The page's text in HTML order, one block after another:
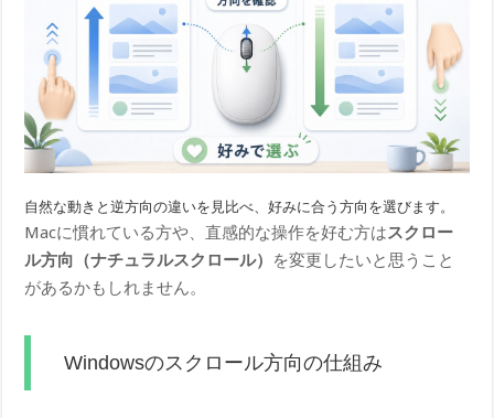
自然な動きと逆方向の違いを見比べ、好みに合う方向を選びます。
Macに慣れている方や、直感的な操作を好む方はスクロー
ル方向（ナチュラルスクロール） を変更したいと思うこと
があるかもしれません。
Windowsのスクロール方向の仕組み